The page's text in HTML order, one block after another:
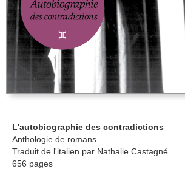
L'autobiographie des contradictions
Anthologie de romans
Traduit de l'italien par Nathalie Castagné
656 pages